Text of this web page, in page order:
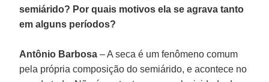
semiárido? Por quais motivos ela se agrava tanto
em alguns períodos?
Antônio Barbosa– A seca é um fenômeno comum
pela própria composição do semiárido, e acontece no